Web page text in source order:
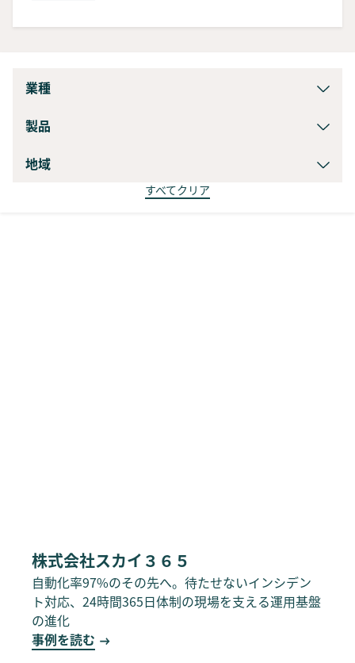
業種
製品
地域
すべてクリア
株式会社スカイ３６５
自動化率97%のその先へ。待たせないインシデン
ト対応、24時間365日体制の現場を支える運用基盤
の進化
事例を読む